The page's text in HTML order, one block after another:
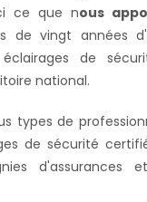
ce que nous
de vingt années
de
national.
types de
de sécurité
d'assurances